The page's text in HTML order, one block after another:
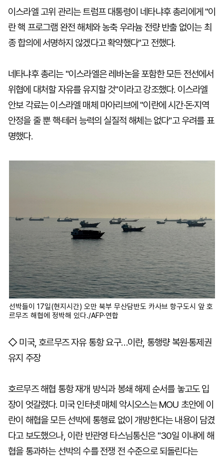
이스라엘 고위 관리는 트럼프 대통령이 네타냐후 총리에게 "이
란 핵 프로그램 완전 해체와 농축 우라늄 전량 반출 없이는 최
종 합의에 서명하지 않겠다고 확약했다"고 전했다.
네타냐후 총리는 "이스라엘은 레바논을 포함한 모든 전선에서
위협에 대처할 자유를 유지할 것"이라고 강조했다. 이스라엘
안보 각료는 이스라엘 매체 마아리브에 "이란에 시간·돈·지역
안정을 줄 뿐 핵·테러 능력의 실질적 해체는 없다"고 우려를 표
명했다.
선박들이 17일(현지시간) 오만 북부 무산담반도 카사브 항구도시 앞 호
르무즈 해협에 정박해 있다./AFP·연합
◇ 미국, 호르무즈 자유 통항 요구…이란, 통행량 복원·통제권
유지 주장
호르무즈 해협 통항 재개 방식과 봉쇄 해제 순서를 놓고도 입
장이 엇갈렸다. 미국 인터넷 매체 악시오스는 MOU 초안에 이
란이 해협을 모든 선박에 통행료 없이 개방한다는 내용이 담겼
다고 보도했으나, 이란 반관영 타스님통신은 "30일 이내에 해
협을 통과하는 선박의 수를 전쟁 전 수준으로 되돌린다는